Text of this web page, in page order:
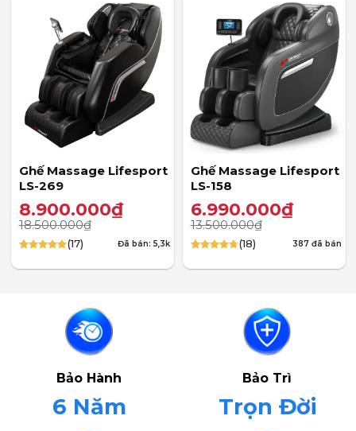
Ghế Massage Lifesport
LS-269
8.900.000₫
18.500.000₫
dựa trên
(17) Đã bán: 5,3k
Ghế Massage Lifesport
LS-158
6.990.000₫
13.500.000₫
dựa trên
(18) 387 đã bán
Bảo Hành
6 Năm
Bảo Trì
Trọn Đời